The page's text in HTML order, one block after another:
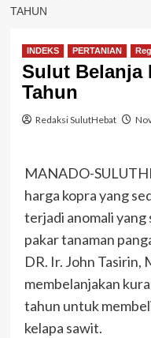
TAHUN
INDEKS PERTANIAN
Sulut Belanja
Tahun
Redaksi SulutHebat
MANADO-
harga kopra yang
terjadi anomali
pakar tanaman
DR. Ir. John Tasirin,
membelanjakan
tahun untuk
kelapa sawit.